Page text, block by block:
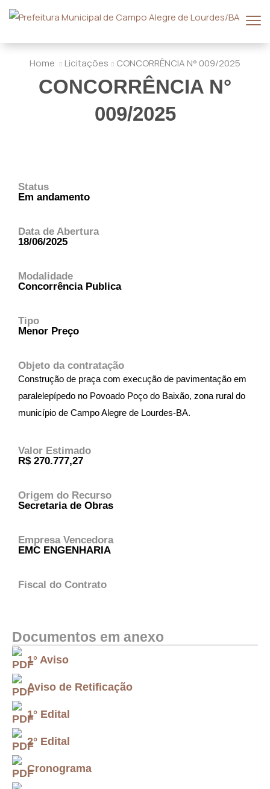
Home Licitações CONCORRÊNCIA N° 009/2025
CONCORRÊNCIA N°
009/2025
Status
Em andamento
Data de Abertura
18/06/2025
Modalidade
Concorrência Publica
Tipo
Menor Preço
Objeto da contratação
Construção de praça com execução de pavimentação em
paralelepípedo no Povoado Poço do Baixão, zona rural do
município de Campo Alegre de Lourdes-BA.
Valor Estimado
R$ 270.777,27
Origem do Recurso
Secretaria de Obras
Empresa Vencedora
EMC ENGENHARIA
Fiscal do Contrato
Documentos em anexo
1° Aviso
Aviso de Retificação
1° Edital
2° Edital
Cronograma